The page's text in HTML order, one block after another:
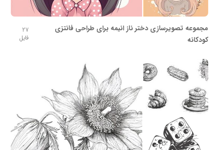
مجموعه تصویرسازی دختر ناز انیمه برای طراحی فانتزی
کودکانه
27
فایل